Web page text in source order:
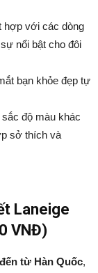
hợp với các dòng
nổi bật cho đôi
bạn khỏe đẹp tự
độ màu khác
sở thích và
Laneige
VNĐ)
từ Hàn Quốc,